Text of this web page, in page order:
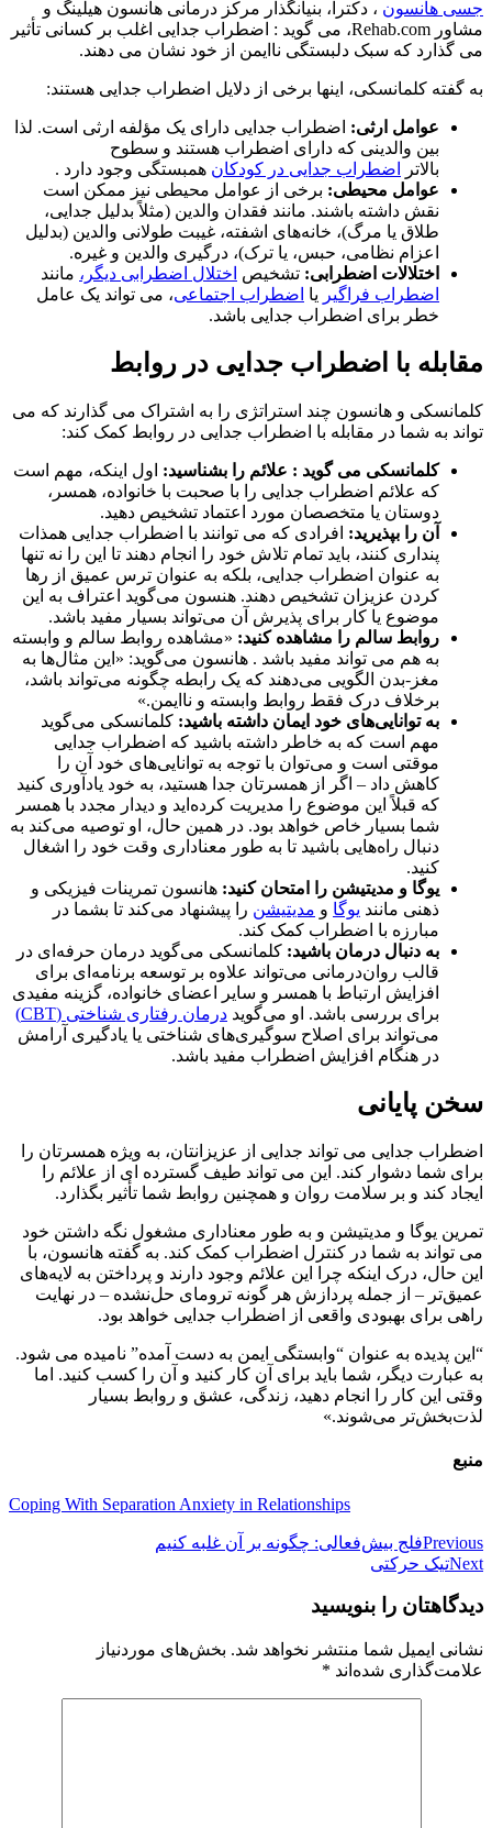
جسی هانسون ، دکترا، بنیانگذار مرکز درمانی هانسون هیلینگ و
مشاور Rehab.com، می گوید : اضطراب جدایی اغلب بر کسانی تأثیر
می گذارد که سبک دلبستگی ناایمن از خود نشان می دهند.
به گفته کلمانسکی، اینها برخی از دلایل اضطراب جدایی هستند:
عوامل ارثی: اضطراب جدایی دارای یک مؤلفه ارثی است. لذا
بین والدینی که دارای اضطراب هستند و سطوح
بالاتر
اضطراب جدایی در کودکان همبستگی وجود دارد .
عوامل محیطی: برخی از عوامل محیطی نیز ممکن است
نقش داشته باشند. مانند فقدان والدین (مثلاً بدلیل جدایی،
طلاق یا مرگ)، خانه‌های اشفته، غیبت طولانی والدین (بدلیل
اعزام نظامی، حبس، یا ترک)، درگیری والدین و غیره.
اختلالات اضطرابی: تشخیص اختلال اضطرابی دیگر، مانند
اضطراب فراگیر یا اضطراب اجتماعی، می تواند یک عامل
خطر برای اضطراب جدایی باشد.
مقابله با اضطراب جدایی در روابط
کلمانسکی و هانسون چند استراتژی را به اشتراک می گذارند که می
تواند به شما در مقابله با اضطراب جدایی در روابط کمک کند:
کلمانسکی می گوید : علائم را بشناسید: اول اینکه، مهم است
که علائم اضطراب جدایی را با صحبت با خانواده، همسر،
دوستان یا متخصصان مورد اعتماد تشخیص دهید.
آن را بپذیرید: افرادی که می توانند با اضطراب جدایی همذات
پنداری کنند، باید تمام تلاش خود را انجام دهند تا این را نه تنها
به عنوان اضطراب جدایی، بلکه به عنوان ترس عمیق از رها
کردن عزیزان تشخیص دهند. هنسون می‌گوید اعتراف به این
موضوع یا کار برای پذیرش آن می‌تواند بسیار مفید باشد.
روابط سالم را مشاهده کنید: «مشاهده روابط سالم و وابسته
به هم می تواند مفید باشد . هانسون می‌گوید: «این مثال‌ها به
مغز-بدن الگویی می‌دهند که یک رابطه چگونه می‌تواند باشد،
برخلاف درک فقط روابط وابسته و ناایمن.»
به توانایی‌های خود ایمان داشته باشید: کلمانسکی می‌گوید
مهم است که به خاطر داشته باشید که اضطراب جدایی
موقتی است و می‌توان با توجه به توانایی‌های خود آن را
کاهش داد – اگر از همسرتان جدا هستید، به خود یادآوری کنید
که قبلاً این موضوع را مدیریت کرده‌اید و دیدار مجدد با همسر
شما بسیار خاص خواهد بود. در همین حال، او توصیه می‌کند به
دنبال راه‌هایی باشید تا به طور معناداری وقت خود را اشغال
کنید.
یوگا و مدیتیشن را امتحان کنید: هانسون تمرینات فیزیکی و
ذهنی مانند یوگا و مدیتیشن را پیشنهاد می‌کند تا بشما در
مبارزه با اضطراب کمک کند.
به دنبال درمان باشید: کلمانسکی می‌گوید درمان حرفه‌ای در
قالب روان‌درمانی می‌تواند علاوه بر توسعه برنامه‌ای برای
افزایش ارتباط با همسر و سایر اعضای خانواده، گزینه مفیدی
برای بررسی باشد. او می‌گوید درمان رفتاری شناختی (CBT)
می‌تواند برای اصلاح سوگیری‌های شناختی یا یادگیری آرامش
در هنگام افزایش اضطراب مفید باشد.
سخن پایانی
اضطراب جدایی می تواند جدایی از عزیزانتان، به ویژه همسرتان را
برای شما دشوار کند. این می تواند طیف گسترده ای از علائم را
ایجاد کند و بر سلامت روان و همچنین روابط شما تأثیر بگذارد.
تمرین یوگا و مدیتیشن و به طور معناداری مشغول نگه داشتن خود
می تواند به شما در کنترل اضطراب کمک کند. به گفته هانسون، با
این حال، درک اینکه چرا این علائم وجود دارند و پرداختن به لایه‌های
عمیق‌تر – از جمله پردازش هر گونه ترومای حل‌نشده – در نهایت
راهی برای بهبودی واقعی از اضطراب جدایی خواهد بود.
“این پدیده به عنوان “وابستگی ایمن به دست آمده” نامیده می شود.
به عبارت دیگر، شما باید برای آن کار کنید و آن را کسب کنید. اما
وقتی این کار را انجام دهید، زندگی، عشق و روابط بسیار
لذت‌بخش‌تر می‌شوند.»
منبع
Coping With Separation Anxiety in Relationships
راهبری
نوشته
Previousفلج بیش‌فعالی: چگونه بر آن غلبه کنیم
Nextتیک حرکتی
دیدگاهتان را بنویسید
نشانی ایمیل شما منتشر نخواهد شد. بخش‌های موردنیاز
علامت‌گذاری شده‌اند *